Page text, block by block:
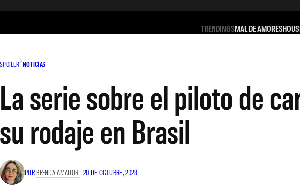
TRENDINGSMAL DE AMORES
SPOILER NOTICIAS
La serie sobre el piloto de
su rodaje en Brasil
POR BRENDA AMADOR–20 DE OCTUBRE, 2023